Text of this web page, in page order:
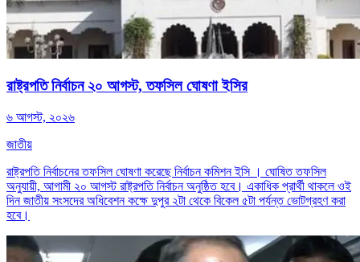
রাষ্ট্রপতি নির্বাচন ২০ আগস্ট, তফসিল ঘোষণা ইসির
৬ আগস্ট, ২০২৬
জাতীয়
রাষ্ট্রপতি নির্বাচনের তফসিল ঘোষণা করেছে নির্বাচন কমিশন ইসি । ঘোষিত তফসিল
অনুযায়ী, আগামী ২০ আগস্ট রাষ্ট্রপতি নির্বাচন অনুষ্ঠিত হবে। একাধিক প্রার্থী থাকলে ওই
দিন জাতীয় সংসদের অধিবেশন কক্ষে দুপুর ২টা থেকে বিকেল ৫টা পর্যন্ত ভোটগ্রহণ করা
হবে।